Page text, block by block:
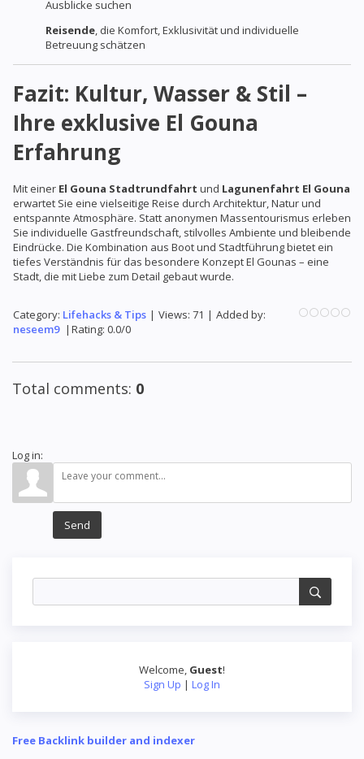
Welcome, Guest!
Sign Up | Log In
Free Backlink builder and indexer
Ausblicke suchen
Reisende, die Komfort, Exklusivität und individuelle
Betreuung schätzen
Fazit: Kultur, Wasser & Stil –
Ihre exklusive El Gouna
Erfahrung
Mit einer El Gouna Stadtrundfahrt und Lagunenfahrt El Gouna
erwartet Sie eine vielseitige Reise durch Architektur, Natur und
entspannte Atmosphäre. Statt anonymen Massentourismus erleben
Sie individuelle Gastfreundschaft, stilvolles Ambiente und bleibende
Eindrücke. Die Kombination aus Boot und Stadtführung bietet ein
tiefes Verständnis für das besondere Konzept El Gounas – eine
Stadt, die mit Liebe zum Detail gebaut wurde.
Category: Lifehacks & Tips | Views: 71 | Added by:
neseem9 | Rating: 0.0/0
Total comments: 0
Log in:
Send